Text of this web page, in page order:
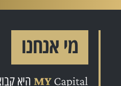
מי אנחנו
היא